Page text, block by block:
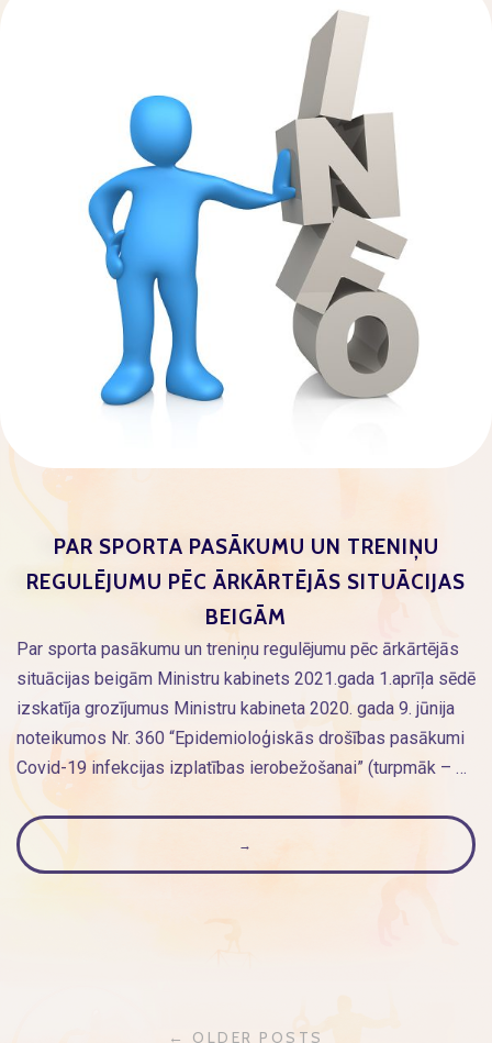
PAR SPORTA PASĀKUMU UN TRENIŅU
REGULĒJUMU PĒC ĀRKĀRTĒJĀS SITUĀCIJAS
BEIGĀM
Par sporta pasākumu un treniņu regulējumu pēc ārkārtējās
situācijas beigām Ministru kabinets 2021.gada 1.aprīļa sēdē
izskatīja grozījumus Ministru kabineta 2020. gada 9. jūnija
noteikumos Nr. 360 “Epidemioloģiskās drošības pasākumi
Covid-19 infekcijas izplatības ierobežošanai” (turpmāk – …
→
← OLDER POSTS